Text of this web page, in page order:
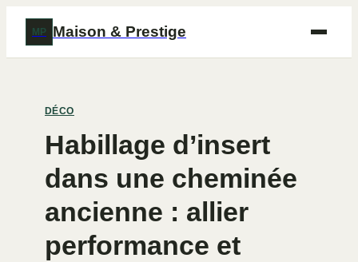
MP Maison & Prestige
DÉCO
Habillage d’insert
dans une cheminée
ancienne : allier
performance et